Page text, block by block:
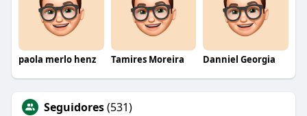
paola merlo henz Tamires Moreira Danniel Georgia
Seguidores(531)